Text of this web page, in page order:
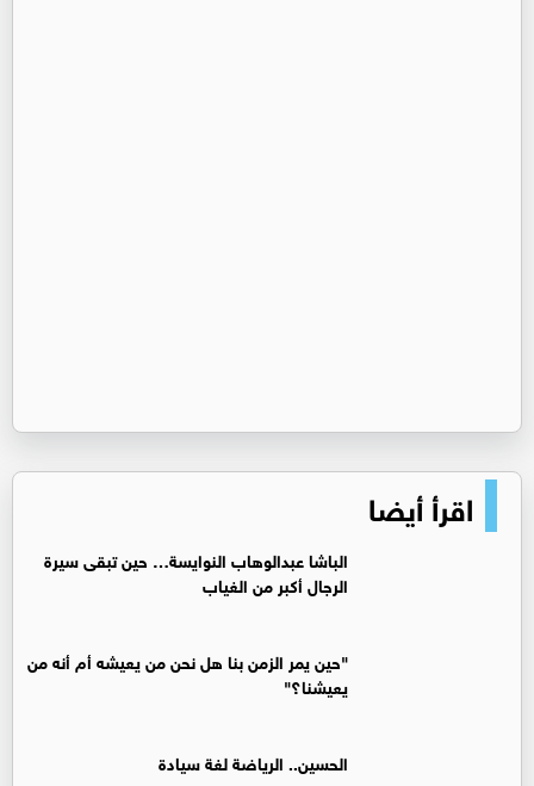
اقرأ أيضا
الباشا عبدالوهاب النوايسة… حين تبقى سيرة
الرجال أكبر من الغياب
"حين يمر الزمن بنا هل نحن من يعيشه أم أنه من
يعيشنا؟"
الحسين.. الرياضة لغة سيادة